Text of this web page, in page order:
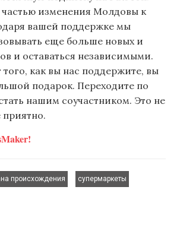
частью изменения Молдовы к
вашей поддержке мы
еще больше новых и
и оставаться независимыми.
как вы нас поддержите, вы
подарок. Переходите по
нашим соучастником. Это не
происхождения
супермаркеты